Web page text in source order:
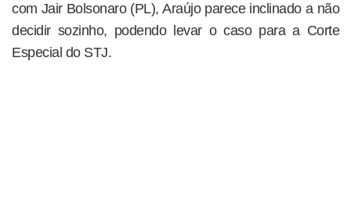
com Jair Bolsonaro (PL), Araújo parece inclinado a não
decidir sozinho, podendo levar o caso para a Corte
Especial do STJ.